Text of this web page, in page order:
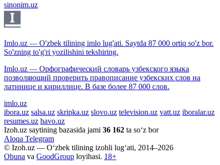
sinonim.uz
Imlo.uz — O'zbek tilining imlo lug'ati. Saytda 87 000 ortiq so'z bor.
So'zning to'g'ri yozilishini tekshiring.
Imlo.uz — Орфографический словарь узбекского языка
позволяющий проверить правописание узбекских слов на
латинице и кириллице. В базе более 87 000 слов.
imlo.uz
ibora.uz salsa.uz skripka.uz slovo.uz television.uz vatt.uz iboralar.uz
resumes.uz havo.uz
Izoh.uz saytining bazasida jami 36 162 ta so‘z bor
Aloqa Telegram
© Izoh.uz — O‘zbek tilining izohli lug‘ati, 2014–2026
Obuna va GoodGroup loyihasi. 18+